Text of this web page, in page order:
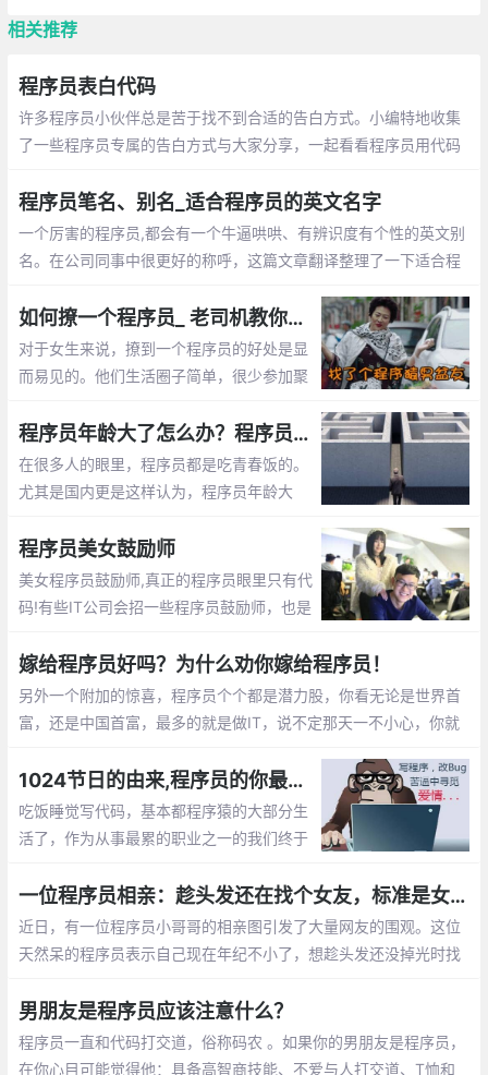
相关推荐
程序员表白代码
许多程序员小伙伴总是苦于找不到合适的告白方式。小编特地收集
了一些程序员专属的告白方式与大家分享，一起看看程序员用代码
程序员笔名、别名_适合程序员的英文名字
一个厉害的程序员,都会有一个牛逼哄哄、有辨识度有个性的英文别
名。在公司同事中很更好的称呼，这篇文章翻译整理了一下适合程
如何撩一个程序员_ 老司机教你怎么追程序员
对于女生来说，撩到一个程序员的好处是显
而易见的。他们生活圈子简单，很少参加聚
码的路上。这篇文章告诉你怎么撩程序员程序员年龄大了怎么办？程序员年龄大了的出路
在很多人的眼里，程序员都是吃青春饭的。
尤其是国内更是这样认为，程序员年龄大
担心以后的出路了。那么未来大龄程序员的
出路在哪呢？
程序员美女鼓励师
美女程序员鼓励师,真正的程序员眼里只有代
码!有些IT公司会招一些程序员鼓励师，也是
程序员鼓励师的作用，她们总是能激发程序
员们的肾上腺素分泌。
嫁给程序员好吗？为什么劝你嫁给程序员！
另外一个附加的惊喜，程序员个个都是潜力股，你看无论是世界首
富，还是中国首富，最多的就是做IT，说不定那天一不小心，你就
序员收入稳定，生活安逸，属于长期持有型成长股
1024节日的由来,程序员的你最想对自己说的是什么？【1024程序员节日】
吃饭睡觉写代码，基本都程序猿的大部分生
活了，作为从事最累的职业之一的我们终于
序员致敬，向自己致敬，向未来致敬。
一位程序员相亲：趁头发还在找个女友，标准是女孩就行
近日，有一位程序员小哥哥的相亲图引发了大量网友的围观。这位
天然呆的程序员表示自己现在年纪不小了，想趁头发还没掉光时找
男朋友是程序员应该注意什么？
程序员一直和代码打交道，俗称码农 。如果你的男朋友是程序员，
在你心目可能觉得他：具备高智商技能、不爱与人打交道、T恤和